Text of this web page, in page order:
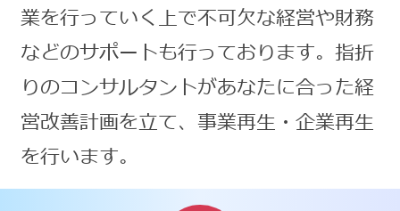
業を行っていく上で不可欠な経営や財務
などのサポートも行っております。指折
りのコンサルタントがあなたに合った経
営改善計画を立て、事業再生・企業再生
を行います。